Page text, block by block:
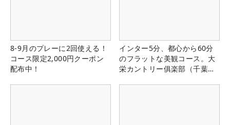
8-9月のプレーに2回使える！
コース限定2,000円クーポン
配布中！
インター5分、都心から60分
のフラットな美観コース。大
栄カントリー俱楽部（千葉